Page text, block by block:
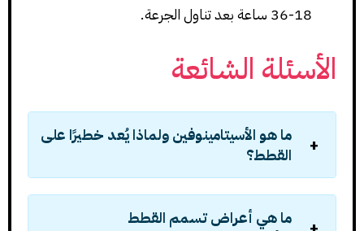
18-36 ساعة بعد تناول الجرعة.
الأسئلة الشائعة
ما هو الأسيتامينوفين ولماذا يُعد خطيرًا على
القطط؟
ما هي أعراض تسمم القطط